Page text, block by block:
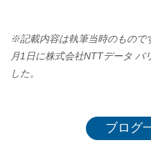
※記載内容は執筆当時のもので
月1日に株式会社NTTデータ バ
した。
ブログ